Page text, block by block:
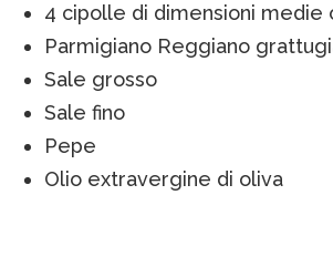
4 cipolle di dimensioni medie
Parmigiano Reggiano
Sale grosso
Sale fino
Pepe
Olio extravergine di oliva